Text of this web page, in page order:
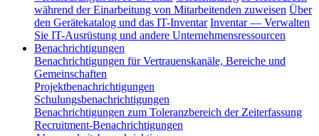
während der Einarbeitung von Mitarbeitenden zuweisen Über
den Gerätekatalog und das IT-Inventar Inventar — Verwalten
Sie IT-Ausrüstung und andere Unternehmensressourcen
Benachrichtigungen
Benachrichtigungen für Vertrauenskanäle, Bereiche und
Gemeinschaften
Projektbenachrichtigungen
Schulungsbenachrichtigungen
Benachrichtigungen zum Toleranzbereich der Zeiterfassung
Recruitment-Benachrichtigungen